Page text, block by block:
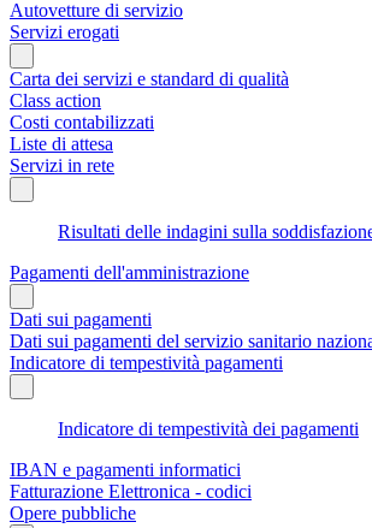
Autovetture di servizio
Servizi erogati
Carta dei servizi e standard di qualità
Class action
Costi contabilizzati
Liste di attesa
Servizi in rete
Risultati delle indagini sulla
Pagamenti dell'amministrazione
Dati sui pagamenti
Dati sui pagamenti del servizio sanitario
Indicatore di tempestività pagamenti
Indicatore di tempestività dei pagamenti
IBAN e pagamenti informatici
Fatturazione Elettronica - codici
Opere pubbliche